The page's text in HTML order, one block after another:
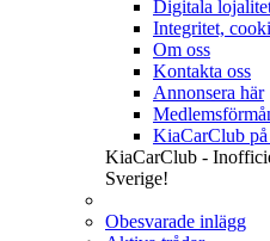
Digitala
Integritet,
Om oss
Kontakta oss
Annonsera här
KiaCarClub
KiaCarClub -
Sverige!
Obesvarade inlägg